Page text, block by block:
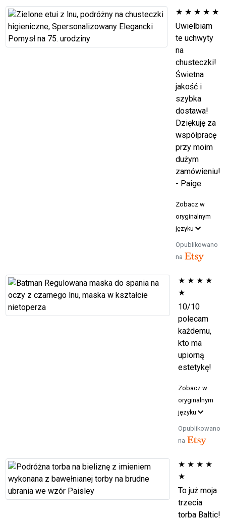
★ ★ ★ ★ ★
Uwielbiam
te uchwyty
na
chusteczki!
Świetna
jakość i
szybka
dostawa!
Dziękuję za
współpracę
przy moim
dużym
zamówieniu!
- Paige
Zobacz w
oryginalnym
języku
Opublikowano
na
★ ★ ★ ★
★
10/10
polecam
każdemu,
kto ma
upiorną
estetykę!
Zobacz w
oryginalnym
języku
Opublikowano
na
★ ★ ★ ★
★
To już moja
trzecia
torba Baltic!